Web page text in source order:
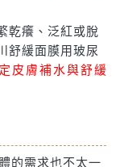
乾癢、泛紅或脫
舒緩面膜用玻尿
皮膚補水與舒緩
的需求也不太一